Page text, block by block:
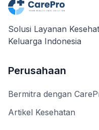
Solusi Layanan
Keluarga Indonesia
Perusahaan
Bermitra dengan
Artikel Kesehatan